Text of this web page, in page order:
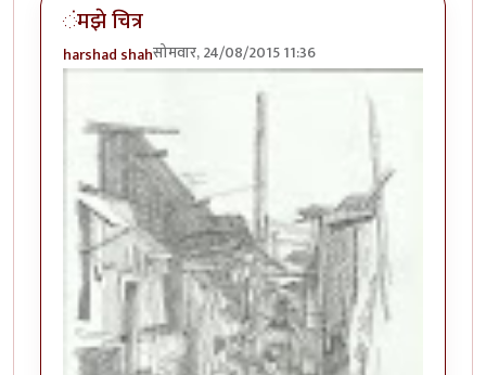
ंमझे चित्र
harshad shahसोमवार, 24/08/2015 11:36